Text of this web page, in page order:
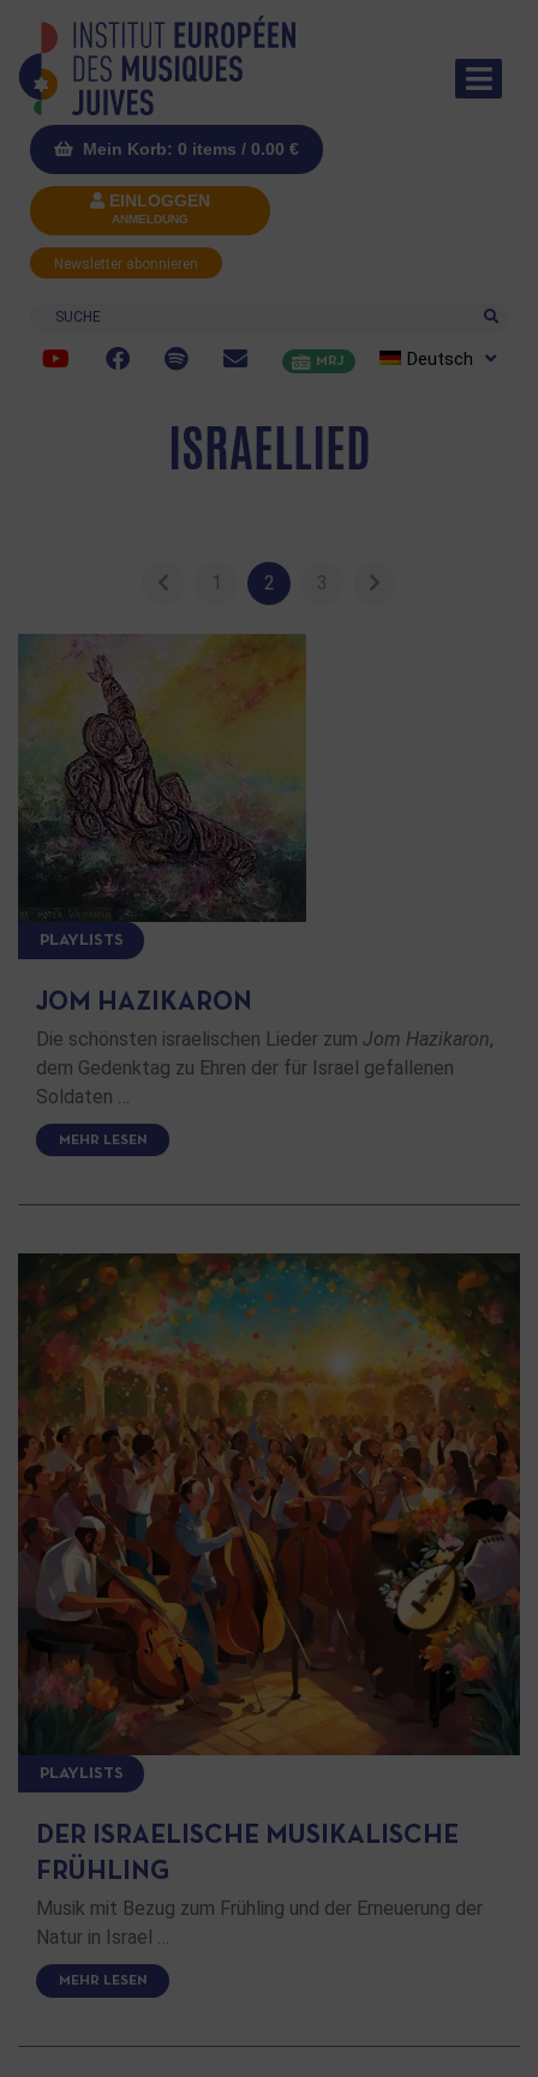
Mein Korb: 0 items / 0.00 €
EINLOGGEN
ANMELDUNG
Newsletter abonnieren
Suche
MRJ Deutsch
ISRAELLIED
1 2 3
PLAYLISTS
JOM HAZIKARON
Die schönsten israelischen Lieder zum Jom Hazikaron,
dem Gedenktag zu Ehren der für Israel gefallenen
Soldaten …
MEHR LESEN
PLAYLISTS
DER ISRAELISCHE MUSIKALISCHE
FRÜHLING
Musik mit Bezug zum Frühling und der Erneuerung der
Natur in Israel …
MEHR LESEN